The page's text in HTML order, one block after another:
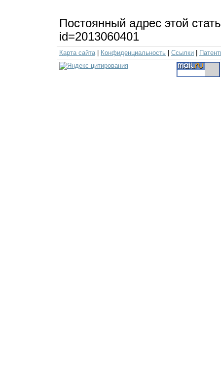
Постоянный адрес этой
id=2013060401
Карта сайта| Конфиденциальность Ссылки